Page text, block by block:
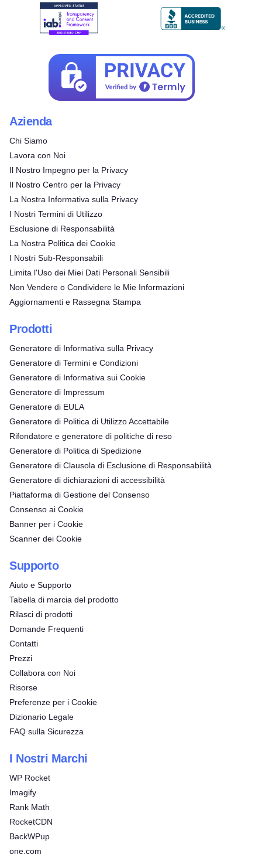
Azienda
Chi Siamo
Lavora con Noi
Il Nostro Impegno per la Privacy
Il Nostro Centro per la Privacy
La Nostra Informativa sulla Privacy
I Nostri Termini di Utilizzo
Esclusione di Responsabilità
La Nostra Politica dei Cookie
I Nostri Sub-Responsabili
Limita l'Uso dei Miei Dati Personali Sensibili
Non Vendere o Condividere le Mie Informazioni
Aggiornamenti e Rassegna Stampa
Prodotti
Generatore di Informativa sulla Privacy
Generatore di Termini e Condizioni
Generatore di Informativa sui Cookie
Generatore di Impressum
Generatore di EULA
Generatore di Politica di Utilizzo Accettabile
Rifondatore e generatore di politiche di reso
Generatore di Politica di Spedizione
Generatore di Clausola di Esclusione di Responsabilità
Generatore di dichiarazioni di accessibilità
Piattaforma di Gestione del Consenso
Consenso ai Cookie
Banner per i Cookie
Scanner dei Cookie
Supporto
Aiuto e Supporto
Tabella di marcia del prodotto
Rilasci di prodotti
Domande Frequenti
Contatti
Prezzi
Collabora con Noi
Risorse
Preferenze per i Cookie
Dizionario Legale
FAQ sulla Sicurezza
I Nostri Marchi
WP Rocket
Imagify
Rank Math
RocketCDN
BackWPup
one.com